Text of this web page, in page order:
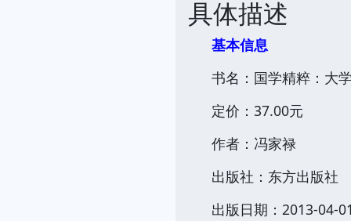
具体描述
基本信息
书名：国学精粹：大
定价：37.00元
作者：冯家禄
出版社：东方出版社
出版日期：2013-04-01